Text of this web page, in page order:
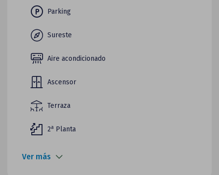
Parking
Sureste
Aire acondicionado
Ascensor
Terraza
2a Planta
Ver más